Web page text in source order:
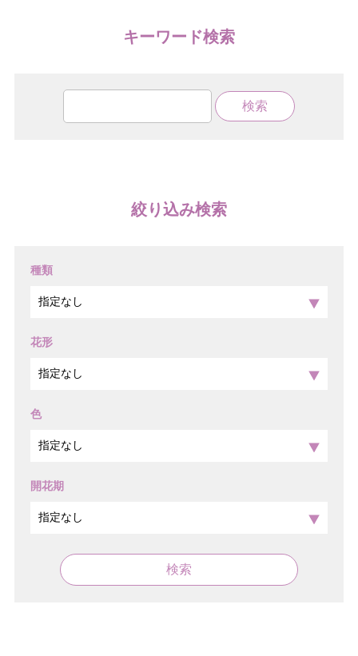
キーワード検索
絞り込み検索
種類
花形
色
開花期
検索